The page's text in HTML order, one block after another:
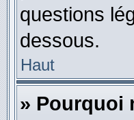
questions
dessous.
Haut
» Pourquoi